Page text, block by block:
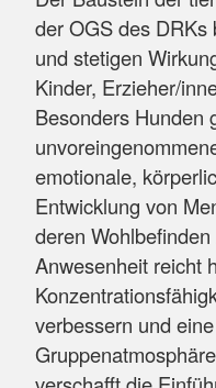
der OGS des
und stetigen
Kinder, Erzieher/
Besonders Hunden
emotionale,
Entwicklung von
deren
Anwesenheit reicht
verbessern und